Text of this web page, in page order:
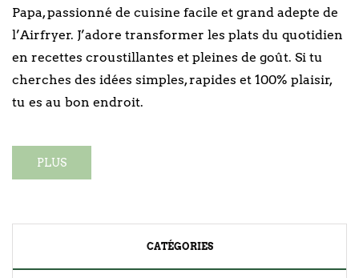
Papa, passionné de cuisine facile et grand adepte de
l’Airfryer. J’adore transformer les plats du quotidien
en recettes croustillantes et pleines de goût. Si tu
cherches des idées simples, rapides et 100% plaisir,
tu es au bon endroit.
PLUS
CATÉGORIES